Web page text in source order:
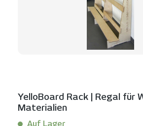
YelloBoard Rack | Regal für
Materialien
Auf Lager